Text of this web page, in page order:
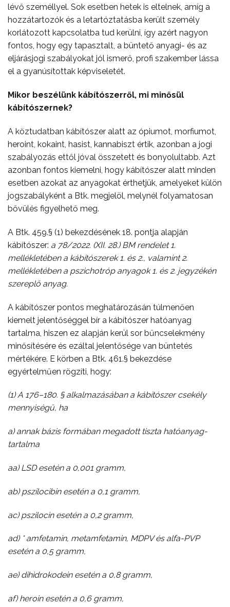
lévő személlyel. Sok esetben hetek is eltelnek, amíg a
hozzátartozók és a letartóztatásba került személy
korlátozott kapcsolatba tud kerülni, így azért nagyon
fontos, hogy egy tapasztalt, a büntető anyagi- és az
eljárásjogi szabályokat jól ismerő, profi szakember lássa
el a gyanúsítottak képviseletét.
Mikor beszélünk kábítószerről, mi minősül
kábítószernek?
A köztudatban kábítószer alatt az ópiumot, morfiumot,
heroint, kokaint, hasist, kannabiszt értik, azonban a jogi
szabályozás ettől jóval összetett és bonyolultabb. Azt
azonban fontos kiemelni, hogy kábítószer alatt minden
esetben azokat az anyagokat érthetjük, amelyeket külön
jogszabályként a Btk. megjelöl, melynél folyamatosan
bővülés figyelhető meg.
A Btk. 459.§ (1) bekezdésének 18. pontja alapján
kábítószer: a 78/2022. (XII. 28.) BM rendelet 1.
mellékletében a kábítószerek 1. és 2., valamint 2.
mellékletében a pszichotróp anyagok 1. és 2. jegyzékén
szereplő anyag.
A kábítószer pontos meghatározásán túlmenően
kiemelt jelentőséggel bír a kábítószer hatóanyag
tartalma, hiszen ez alapján kerül sor bűncselekmény
minősítésére és ezáltal jelentősége van büntetés
mértékére. E körben a Btk. 461.§ bekezdése
egyértelműen rögzíti, hogy:
(1) A 176–180. § alkalmazásában a kábítószer csekély
mennyiségű, ha
a) annak bázis formában megadott tiszta hatóanyag-
tartalma
aa) LSD esetén a 0,001 gramm,
ab) pszilocibin esetén a 0,1 gramm,
ac) pszilocin esetén a 0,2 gramm,
ad) * amfetamin, metamfetamin, MDPV és alfa-PVP
esetén a 0,5 gramm,
ae) dihidrokodein esetén a 0,8 gramm,
af) heroin esetén a 0,6 gramm,